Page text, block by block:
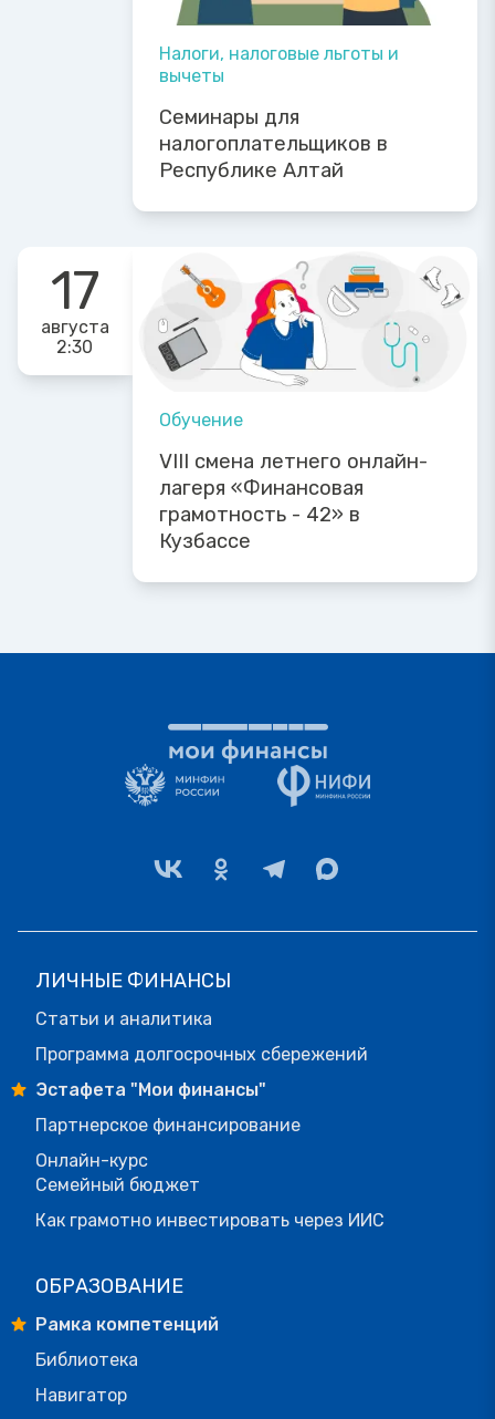
Налоги, налоговые льготы и
вычеты
Семинары для
налогоплательщиков в
Республике Алтай
17
августа
2:30
Обучение
VIII смена летнего онлайн-
лагеря «Финансовая
грамотность - 42» в
Кузбассе
ЛИЧНЫЕ ФИНАНСЫ
Статьи и аналитика
Программа долгосрочных сбережений
Эстафета "Мои финансы"
Партнерское финансирование
Онлайн-курс
Семейный бюджет
Как грамотно инвестировать через ИИС
ОБРАЗОВАНИЕ
Рамка компетенций
Библиотека
Навигатор